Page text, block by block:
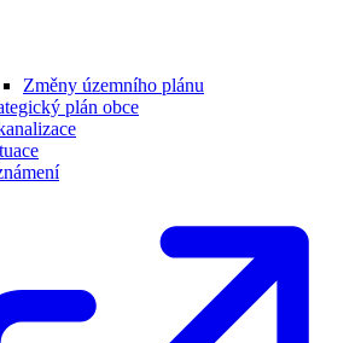
Změny územního plánu
plán obce